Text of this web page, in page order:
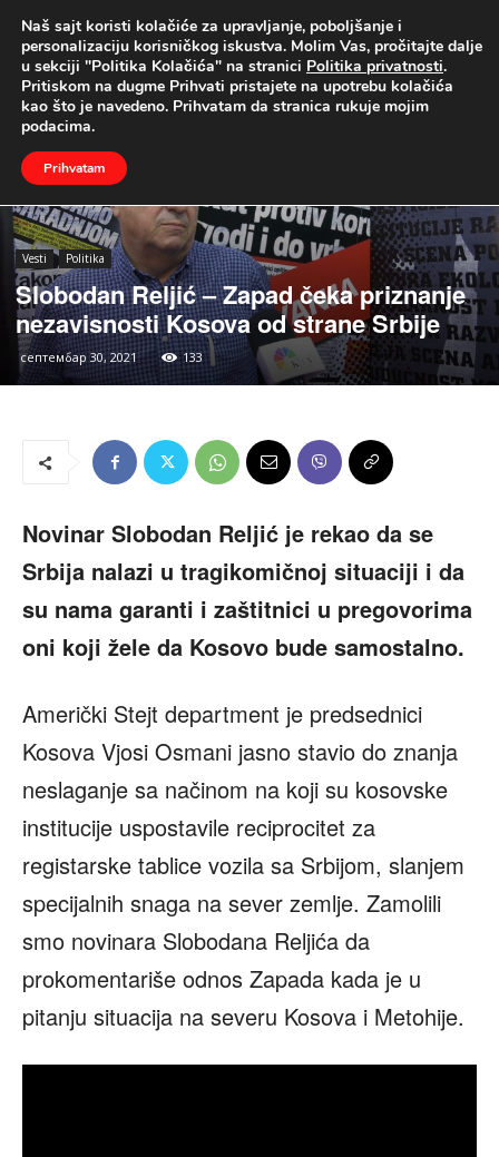
UŽIVO
Naslovna Vesti Politika
Vesti Politika
Slobodan Reljić – Zapad čeka priznanje
nezavisnosti Kosova od strane Srbije
септембар 30, 2021 133
Novinar Slobodan Reljić je rekao da se
Srbija nalazi u tragikomičnoj situaciji i da
su nama garanti i zaštitnici u pregovorima
oni koji žele da Kosovo bude samostalno.
Američki Stejt department je predsednici
Kosova Vjosi Osmani jasno stavio do znanja
neslaganje sa načinom na koji su kosovske
institucije uspostavile reciprocitet za
registarske tablice vozila sa Srbijom, slanjem
specijalnih snaga na sever zemlje. Zamolili
smo novinara Slobodana Reljića da
prokomentariše odnos Zapada kada je u
pitanju situacija na severu Kosova i Metohije.
Naš sajt koristi kolačiće za upravljanje, poboljšanje i
personalizaciju korisničkog iskustva. Molim Vas, pročitajte dalje
u sekciji "Politika Kolačića" na stranici Politika privatnosti.
Pritiskom na dugme Prihvati pristajete na upotrebu kolačića
kao što je navedeno. Prihvatam da stranica rukuje mojim
podacima.
Prihvatam